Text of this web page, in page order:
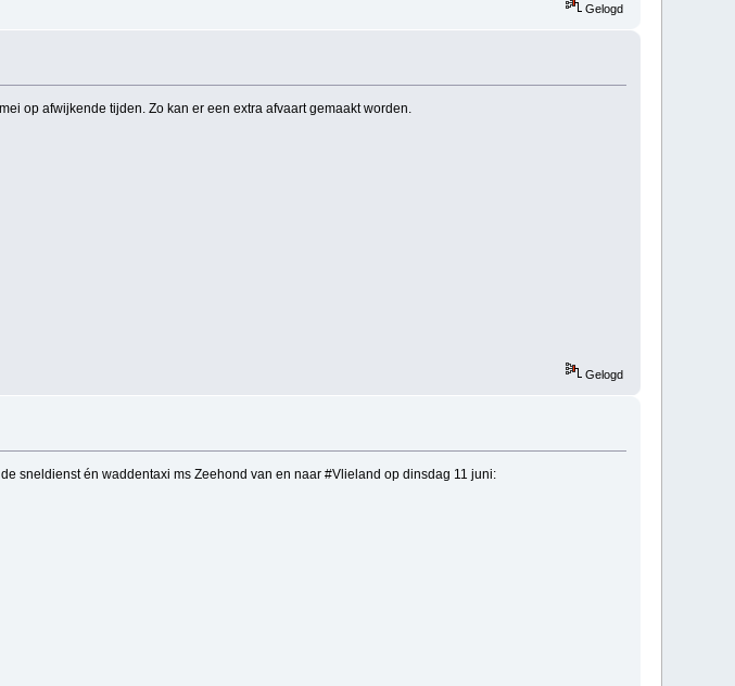
Gelogd
op afwijkende tijden. Zo kan er een extra afvaart gemaakt worden.
Gelogd
sneldienst én waddentaxi ms Zeehond van en naar #Vlieland op dinsdag 11 juni: